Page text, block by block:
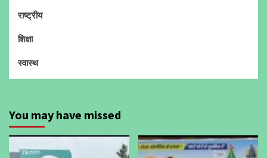
राष्ट्रीय
शिक्षा
स्वास्थ
You may have missed